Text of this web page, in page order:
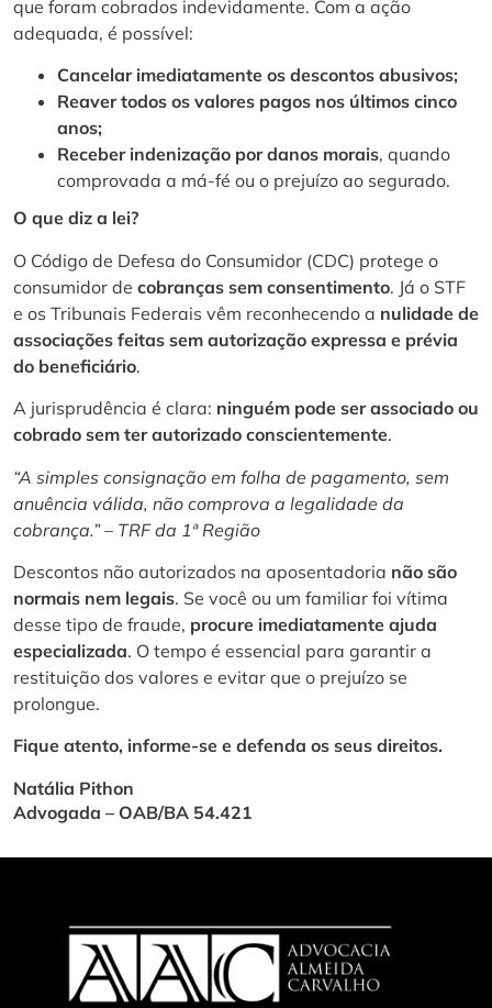
que foram cobrados indevidamente. Com a ação
adequada, é possível:
Cancelar imediatamente os descontos abusivos;
Reaver todos os valores pagos nos últimos cinco
anos;
Receber indenização por danos morais, quando
comprovada a má-fé ou o prejuízo ao segurado.
O que diz a lei?
O Código de Defesa do Consumidor (CDC) protege o
consumidor de cobranças sem consentimento. Já o STF
e os Tribunais Federais vêm reconhecendo a nulidade de
associações feitas sem autorização expressa e prévia
do beneficiário.
A jurisprudência é clara: ninguém pode ser associado ou
cobrado sem ter autorizado conscientemente.
“A simples consignação em folha de pagamento, sem
anuência válida, não comprova a legalidade da
cobrança.” – TRF da 1ª Região
Descontos não autorizados na aposentadoria não são
normais nem legais. Se você ou um familiar foi vítima
desse tipo de fraude, procure imediatamente ajuda
especializada. O tempo é essencial para garantir a
restituição dos valores e evitar que o prejuízo se
prolongue.
Fique atento, informe-se e defenda os seus direitos.
Natália Pithon
Advogada – OAB/BA 54.421